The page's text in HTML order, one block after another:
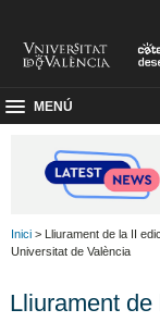
MENÚ
Inici > Lliurament de la II
Universitat de València
Lliurament